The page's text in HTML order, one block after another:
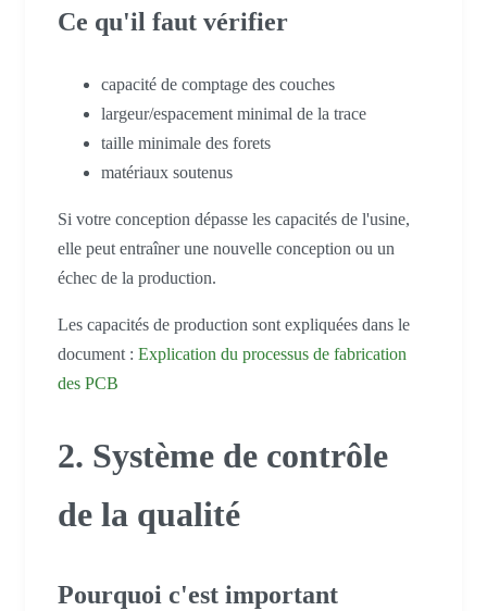
Ce qu'il faut vérifier
capacité de comptage des couches
largeur/espacement minimal de la trace
taille minimale des forets
matériaux soutenus
Si votre conception dépasse les capacités de l'usine,
elle peut entraîner une nouvelle conception ou un
échec de la production.
Les capacités de production sont expliquées dans le
document : Explication du processus de fabrication
des PCB
2. Système de contrôle
de la qualité
Pourquoi c'est important